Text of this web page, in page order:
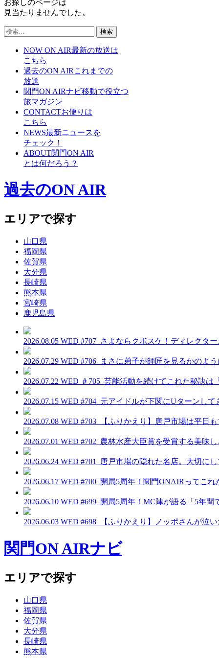
お探しのページは
見当たりませんでした。
検
NOW ON AIR最新の放送は
こちら
過去のON AIR これまでの
放送
関門ON AIRナビ移動で役立つ
旅マガジン
CONTACTお便りは
こちら
NEWS最新ニュースを
チェック！
ABOUT関門ON AIR
とは何だろう？
過去のON AIR
エリアで探す
山口県
福岡県
佐賀県
大分県
長崎県
熊本県
宮崎県
鹿児島県
2026.08.05 WED #707_さよならクボスケ！ディレクタ
2026.07.29 WED #706_まさに弟子が師匠を見るかのよ
2026.07.22 WED ＃705_芸能活動を続けてこれた秘訣
2026.07.15 WED #704_元アイドルが下関にUターンし
2026.07.08 WED #703_【ふりかえり】唐戸市場は平日
2026.07.01 WED #702_農林水産大臣賞を受賞する美
2026.06.24 WED #701_唐戸市場の隠れた名店。大切
2026.06.17 WED #700_開局5周年！関門ONAIRってこ
2026.06.10 WED #699_開局5周年！MC陣が語る「5年
2026.06.03 WED #698_【ふりかえり】ノッポさんが泣
関門ON AIRナビ
エリアで探す
山口県
福岡県
佐賀県
大分県
長崎県
熊本県